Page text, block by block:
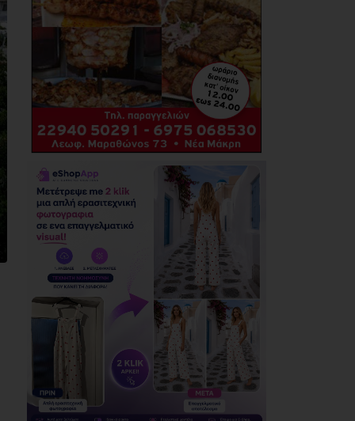
Βασιλόπουλος:
«Λυπηρό και
επικίνδυνο: Έλλειψη
απαρτίας στο
Δημοτικό Συμβούλιο
λόγω σκόπιμης
αμέλειας ή
ανικανότητας της
Δημοτικής Αρχής»
07/08/2026
Αηδόνη: Παραμύθια
και χάντρες προς
Ιθαγενείς... (photos)
07/08/2026
Χάρης Δούκας: Η
καλύτερή μου να
κατέβει για δήμαρχος
ο Μπακογιάννης
(video)
07/08/2026
Κέντρο Υγείας Νέας
Μάκρης: Το
φυσικοθεραπευτήριο
πρόκειται να
επαναλειτουργήσει
στο άμεσο μέλλον
07/08/2026